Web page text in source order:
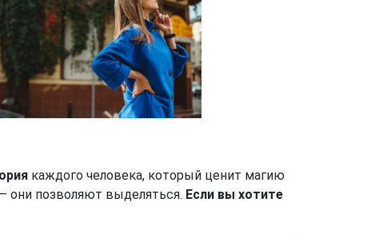
каждого человека, который ценит магию
они позволяют выделяться. Если вы хотите